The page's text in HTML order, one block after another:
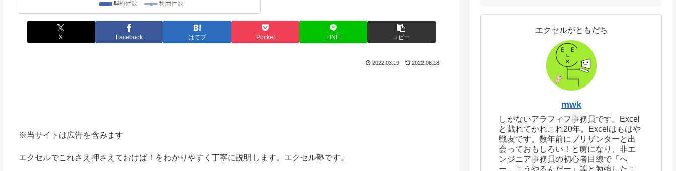
X Facebook はてブ Pocket LINE コピー
2022.03.19 2022.06.18
※当サイトは広告を含みます
エクセルでこれさえ押さえておけば！をわかりやすく丁寧に説明します。エクセル塾です。
エクセルがともだち
mwk
しがないアラフィフ事務員です。Excel
と戯れてかれこれ20年。Excelはもはや
戦友です。数年前にプリザンターと出
会っておもしろい！と虜になり、非エ
ンジニア事務員の初心者目線で「へ
ー、こうやるんだー」等と勉強したこ